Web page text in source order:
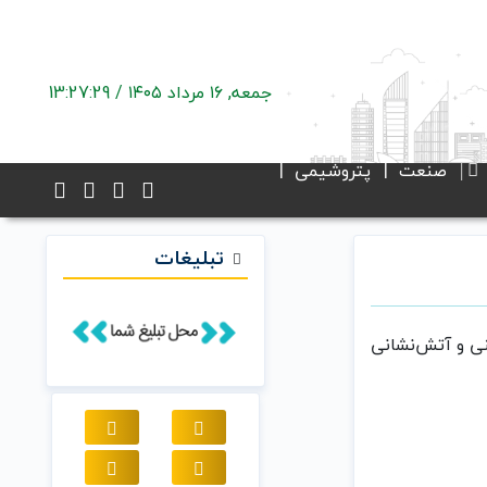
جمعه, ۱۶ مرداد ۱۴۰۵ / 13:27:29
صنعت
پتروشیمی
تبلیغات